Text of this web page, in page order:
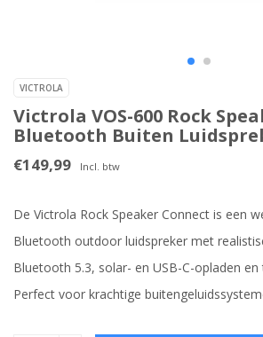
VICTROLA
Victrola VOS-600 Rock
Bluetooth Buiten
€149,99 Incl. btw
De Victrola Rock Speaker Connect is een
Bluetooth outdoor luidspreker met
Bluetooth 5.3, solar- en USB-C-opladen
Perfect voor krachtige